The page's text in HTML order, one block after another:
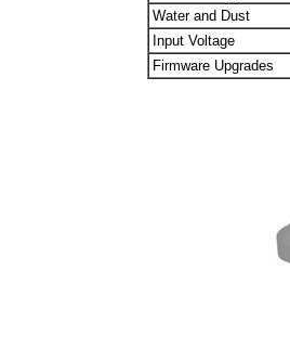
Water and Dust
Input Voltage
Firmware Upgrades